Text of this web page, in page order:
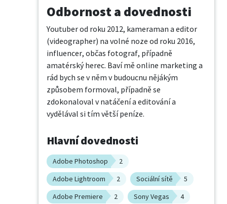
Odbornost a dovednosti
Youtuber od roku 2012, kameraman a editor
(videographer) na volné noze od roku 2016,
influencer, občas fotograf, případně
amatérský herec. Baví mě online marketing a
rád bych se v něm v budoucnu nějákým
způsobem formoval, případně se
zdokonaloval v natáčení a editování a
vydělával si tím větší peníze.
Hlavní dovednosti
Adobe Photoshop
2
Adobe Lightroom
2 Sociální sítě
5
Adobe Premiere
2 Sony Vegas 4